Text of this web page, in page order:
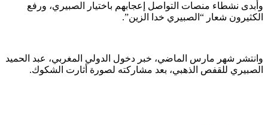
وأبدى نشطاء منصات التواصل إعجابهم باختيار الصبيري، ورفع
الكثيرون شعار “الصبيري خدا الزين”.
وانتشر شهر مارس الماضي، خبر دخول الدولي المغربي، عبد الحميد
الصبيري للقفص الذهبي، بعد مشاركته لصورة أثارت الشكوك.